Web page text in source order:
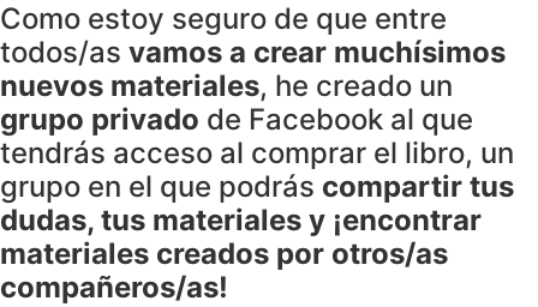
Como estoy seguro de que entre
todos/as vamos a crear muchísimos
nuevos materiales, he creado un
grupo privado de Facebook al que
tendrás acceso al comprar el libro, un
grupo en el que podrás compartir tus
dudas, tus materiales y ¡encontrar
materiales creados por otros/as
compañeros/as!